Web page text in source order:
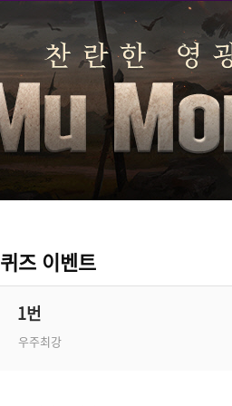
퀴즈 이벤트
1번
우주최강